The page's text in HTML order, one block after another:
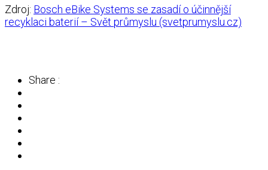
Zdroj: Bosch eBike Systems se zasadí o účinnější
recyklaci baterií – Svět průmyslu (svetprumyslu.cz)
Share :